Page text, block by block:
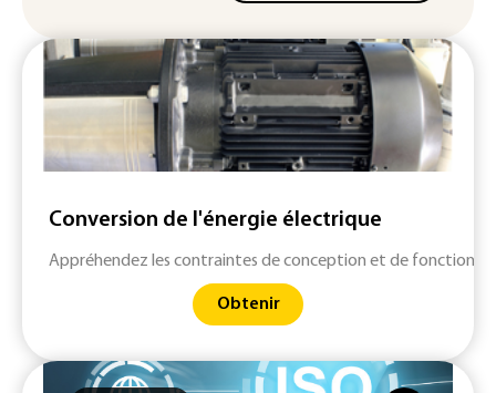
Conversion de l'énergie électrique
Appréhendez les contraintes de conception et de
Obtenir